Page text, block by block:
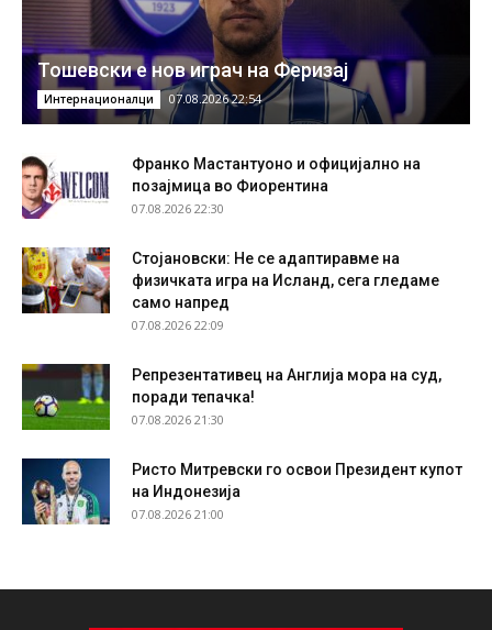
Тошевски е нов играч на Феризај
Интернационалци 07.08.2026 22:54
Франко Мастантуоно и официјално на
позајмица во Фиорентина
07.08.2026 22:30
Стојановски: Не се адаптиравме на
физичката игра на Исланд, сега гледаме
само напред
07.08.2026 22:09
Репрезентативец на Англија мора на суд,
поради тепачка!
07.08.2026 21:30
Ристо Митревски го освои Президент купот
на Индонезија
07.08.2026 21:00